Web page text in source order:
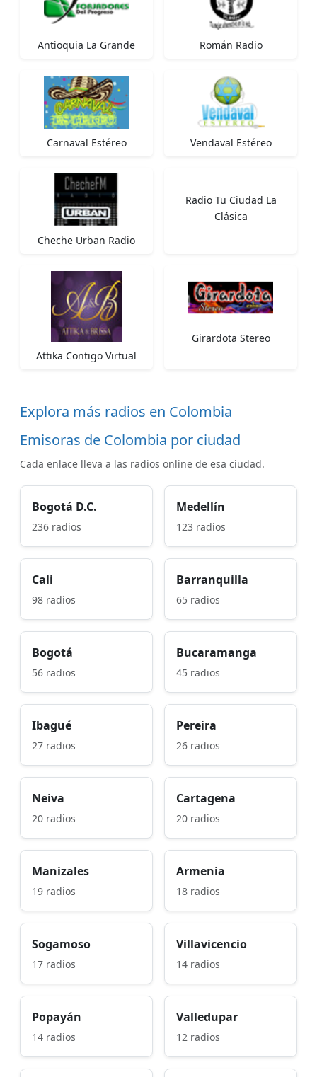
Antioquia La Grande Román Radio
Carnaval Estéreo Vendaval Estéreo
Cheche Urban Radio
Radio Tu Ciudad La
Clásica
Attika Contigo Virtual
Girardota Stereo
Explora más radios en Colombia
Emisoras de Colombia por ciudad
Cada enlace lleva a las radios online de esa ciudad.
Bogotá D.C.
236 radios
Medellín
123 radios
Cali
98 radios
Barranquilla
65 radios
Bogotá
56 radios
Bucaramanga
45 radios
Ibagué
27 radios
Pereira
26 radios
Neiva
20 radios
Cartagena
20 radios
Manizales
19 radios
Armenia
18 radios
Sogamoso
17 radios
Villavicencio
14 radios
Popayán
14 radios
Valledupar
12 radios